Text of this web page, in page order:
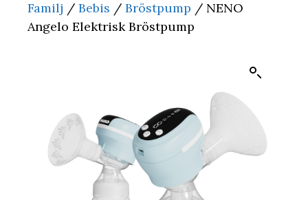
Familj / Bebis / Bröstpump / NENO
Angelo Elektrisk Bröstpump